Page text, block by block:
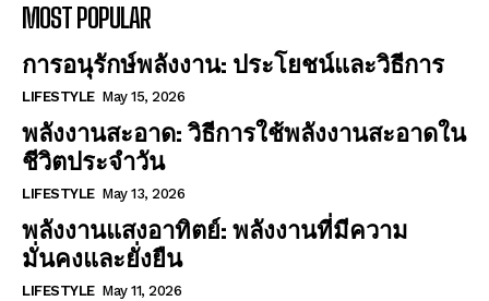
MOST POPULAR
การอนุรักษ์พลังงาน: ประโยชน์และวิธีการ
LIFESTYLE May 15, 2026
พลังงานสะอาด: วิธีการใช้พลังงานสะอาดใน
ชีวิตประจำวัน
LIFESTYLE May 13, 2026
พลังงานแสงอาทิตย์: พลังงานที่มีความ
มั่นคงและยั่งยืน
LIFESTYLE May 11, 2026